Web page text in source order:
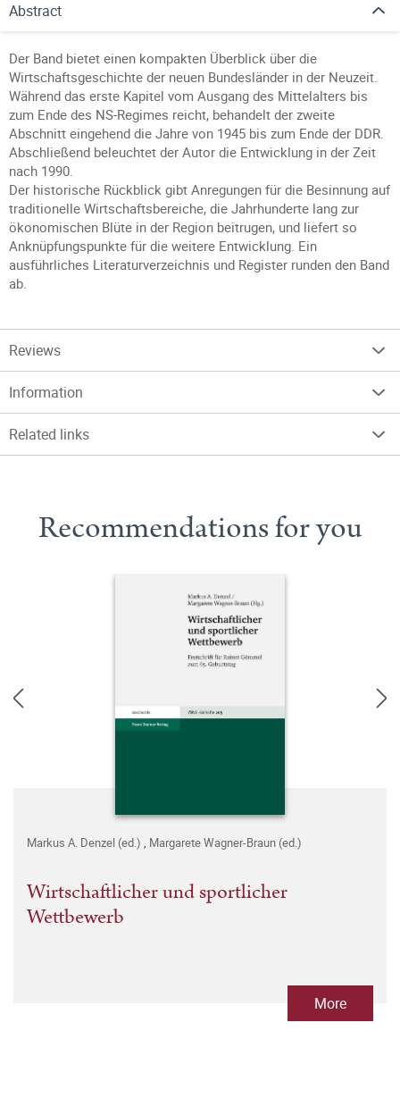
Abstract
Der Band bietet einen kompakten Überblick über die
Wirtschaftsgeschichte der neuen Bundesländer in der Neuzeit.
Während das erste Kapitel vom Ausgang des Mittelalters bis
zum Ende des NS-Regimes reicht, behandelt der zweite
Abschnitt eingehend die Jahre von 1945 bis zum Ende der DDR.
Abschließend beleuchtet der Autor die Entwicklung in der Zeit
nach 1990.
Der historische Rückblick gibt Anregungen für die Besinnung auf
traditionelle Wirtschaftsbereiche, die Jahrhunderte lang zur
ökonomischen Blüte in der Region beitrugen, und liefert so
Anknüpfungspunkte für die weitere Entwicklung. Ein
ausführliches Literaturverzeichnis und Register runden den Band
ab.
Reviews
Information
Related links
Recommendations for you
Markus A. Denzel (ed.) , Margarete Wagner-Braun (ed.)
Wirtschaftlicher und sportlicher
Wettbewerb
More